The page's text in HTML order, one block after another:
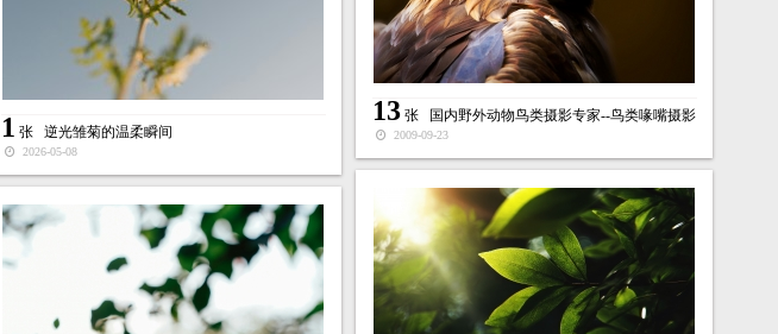
13张 国内野外动物鸟类摄影专家--鸟类喙嘴摄影
2009-09-23
1 张 逆光雏菊的温柔瞬间
2026-05-08